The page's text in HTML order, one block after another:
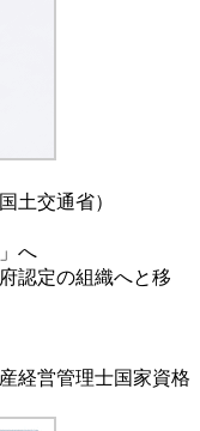
土交通省）
へ
認定の組織へと移
経営管理士国家資格